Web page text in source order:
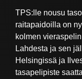
TPS:lle nousu
raitapaidoilla on
kolmen
Lahdesta ja sen
Helsingissä ja
tasapelipiste